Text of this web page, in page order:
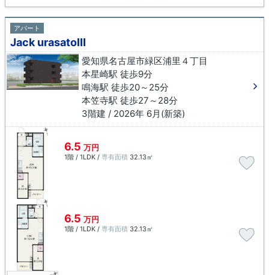
アパート
Jack urasatoⅢ
愛知県名古屋市緑区浦里４丁目
本星崎駅 徒歩9分
鳴海駅 徒歩20～25分
本笠寺駅 徒歩27～28分
3階建 / 2026年 6月(新築)
6.5 万円
1階 / 1LDK / 専有面積 32.13㎡
6.5 万円
1階 / 1LDK / 専有面積 32.13㎡